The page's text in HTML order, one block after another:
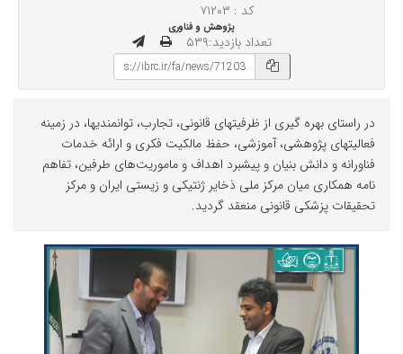
کد : ۷۱۲۰۳
پژوهش و فناوری
تعداد بازدید:۵۳۹
در راستای بهره گیری از ظرفیتهای قانونی، تجارب، توانمندیها، در زمینه
فعالیتهای پژوهشی، آموزشی، حفظ مالکیت فکری و ارائه خدمات
فناورانه و دانش بنیان و پیشبرد اهداف و ماموریت‌های طرفین، تفاهم
نامه همکاری میان مرکز ملی ذخایر ژنتیکی و زیستی ایران و مرکز
تحقیقات پزشکی قانونی منعقد گردید.